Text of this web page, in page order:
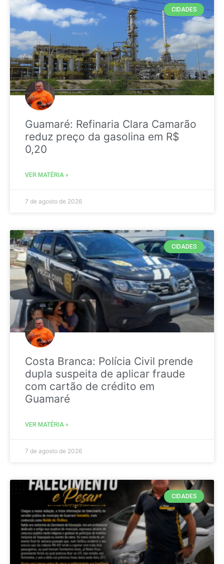
CIDADES
Guamaré: Refinaria Clara Camarão
reduz preço da gasolina em R$
0,20
VER MATÉRIA »
7 de agosto de 2026
CIDADES
Costa Branca: Polícia Civil prende
dupla suspeita de aplicar fraude
com cartão de crédito em
Guamaré
VER MATÉRIA »
7 de agosto de 2026
CIDADES